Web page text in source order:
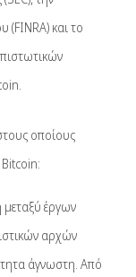
και το
οποίους
Bitcoin:
έργων
αρχών
άγνωστη. Από